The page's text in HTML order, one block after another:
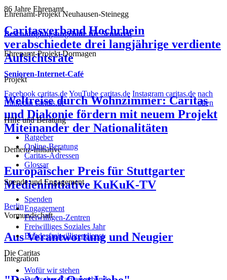
86 Jahre Ehrenamt
Caritasverband Hochrhein
verabschiedete drei langjährige verdiente
Aufsichtsräte
Projekt
Weltreise durch Wohnzimmer: Caritas
und Diakonie fördern mit neuem Projekt
Miteinander der Nationalitäten
Demenz-Initiative
Europäischer Preis für Stuttgarter
Medieninitiative KuKuK-TV
Berlin
Vormundschaft
Aus Verantwortung und Neugier
Integration
Ehrenamt-Projekt Neuhausen-Steinegg
Beschäftigungsangebote für Senioren
Ehrenamt-Projekt Dormagen
Senioren-Internet-Café
Facebook caritas.deYouTube caritas.de Instagram caritas.de
Linkedin caritas.de
nach
oben
Hilfe und Beratung
Ratgeber
Online-Beratung
Caritas-Adressen
Glossar
Spende und Engagement
Spenden
Engagement
Freiwilligen-Zentren
Freiwilliges Soziales Jahr
Bundesfreiwilligendienst
Die Caritas
Wofür wir stehen